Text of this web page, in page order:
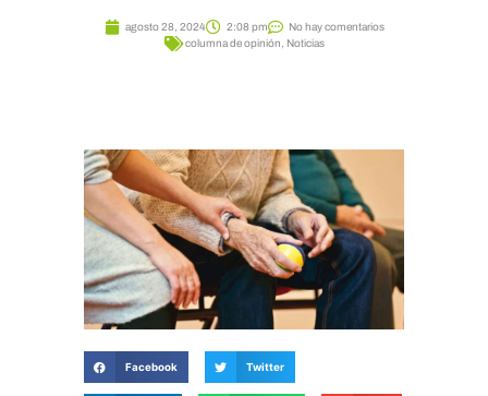
agosto 28, 2024 2:08 pm
No hay comentarios
columna de opinión
Noticias
Facebook Twitter